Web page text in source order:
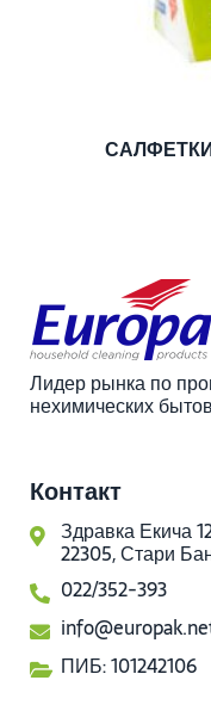
Лидер рынка по
нехимических
Контакт
Здравка Екича
22305, Стари
022/352-393
ПИБ: 101242106